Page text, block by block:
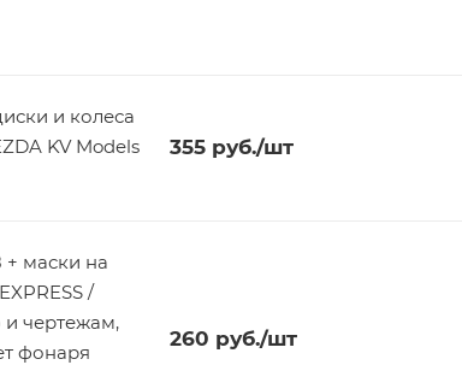
и колеса
KV Models
355руб./шт
+ маски на
/
и чертежам,
фонаря
260 руб./шт